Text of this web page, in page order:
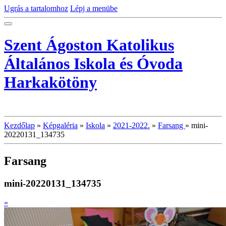
Ugrás a tartalomhoz Lépj a menübe
Szent Ágoston Katolikus
Általános Iskola és Óvoda
Harkakötöny
Kezdőlap » Képgaléria » Iskola » 2021-2022. » Farsang » mini-
20220131_134735
Farsang
mini-20220131_134735
«